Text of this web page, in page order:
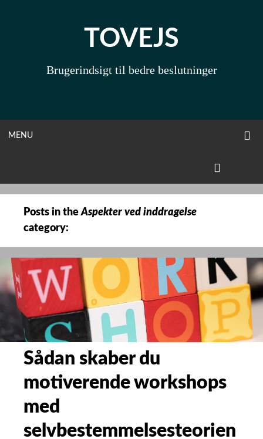
TOVEJS
Brugerindsigt til bedre beslutninger
MENUOPEN
Posts in theAspekter ved inddragelse
category:
Sådan skaber du
motiverende workshops
med
selvbestemmelsesteorien